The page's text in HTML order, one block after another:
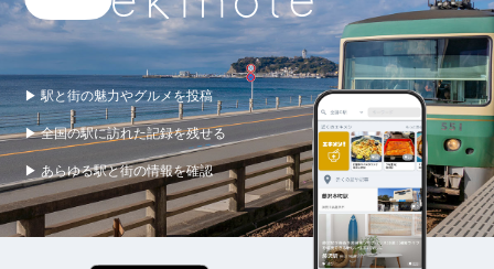
▶ 駅と街の魅力やグルメを投稿
▶ 全国の駅に訪れた記録を残せる
▶ あらゆる駅と街の情報を確認